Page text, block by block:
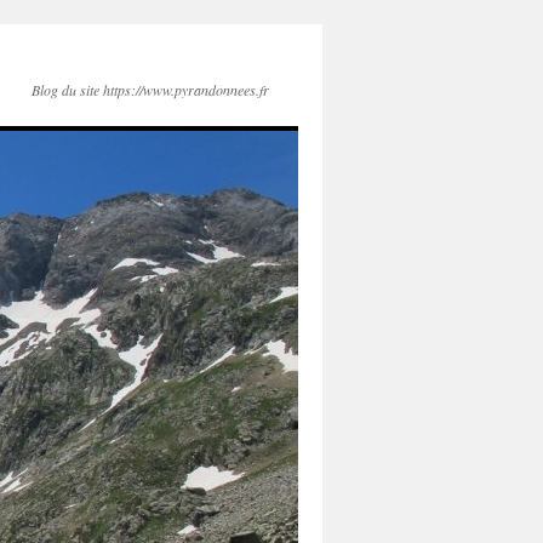
Blog du site https://www.pyrandonnees.fr